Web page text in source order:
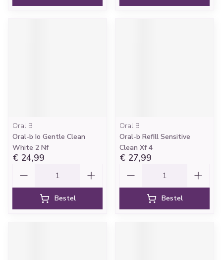
Oral B
Oral-b Io Gentle Clean
White 2 Nf
€ 24,99
Bestel
Oral B
Oral-b Refill Sensitive
Clean Xf 4
€ 27,99
Bestel